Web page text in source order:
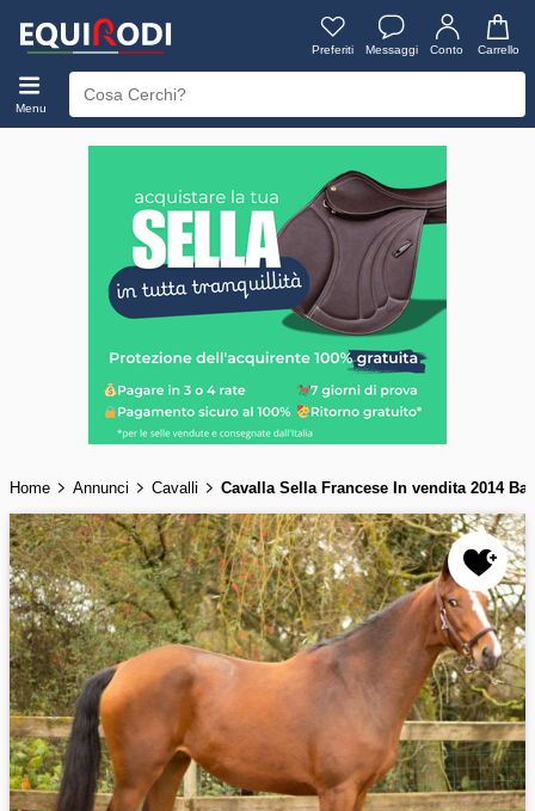
Preferiti Messaggi Conto Carrello
Menu
Home Annunci Cavalli Cavalla Sella Francese In vendita 2014